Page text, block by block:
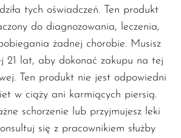
sprzęt do
waporyzacji
mody i pody
do waporyzacji
technologie waporyzacji
wyborowi wysokiej jakości
tych oświadczeń. Ten produkt
do diagnozowania, leczenia,
żadnej chorobie. Musisz
21 lat, aby dokonać zakupu na tej
Ten produkt nie jest odpowiedni
w ciąży ani karmiących piersią.
schorzenie lub przyjmujesz leki
się z pracownikiem służby